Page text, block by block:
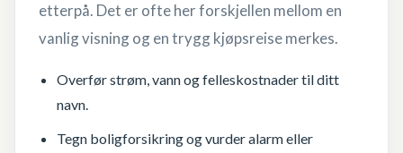
etterpå. Det er ofte her forskjellen mellom en
vanlig visning og en trygg kjøpsreise merkes.
Overfør strøm, vann og felleskostnader til ditt
navn.
Tegn boligforsikring og vurder alarm eller